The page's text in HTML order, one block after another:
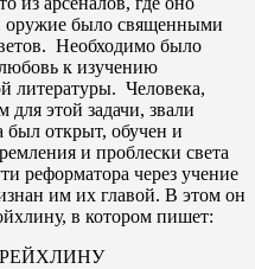
оружие было священными
Необходимо было
к изучению
литературы. Человека,
этой задачи, звали
открыт, обучен и
и проблески света
реформатора через учение
им их главой. В этом он
в котором пишет: